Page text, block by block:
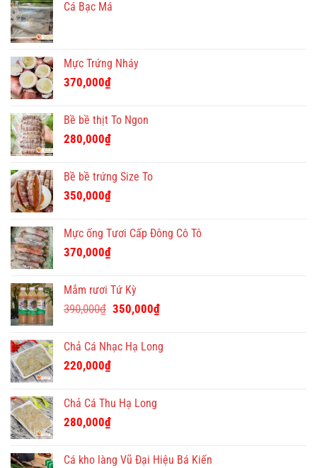
Cá Bạc Má
Mực Trứng Nháy
370,000₫
Bề bề thịt To Ngon
280,000₫
Bề bề trứng Size To
350,000₫
Mực ống Tươi Cấp Đông Cô Tô
370,000₫
Mắm rươi Tứ Kỳ
390,000₫ Giá
390,000₫.
350,000₫Giá
là:
Chả Cá Nhạc Hạ Long
220,000₫
Chả Cá Thu Hạ Long
280,000₫
Cá kho làng Vũ Đại Hiệu Bá Kiến